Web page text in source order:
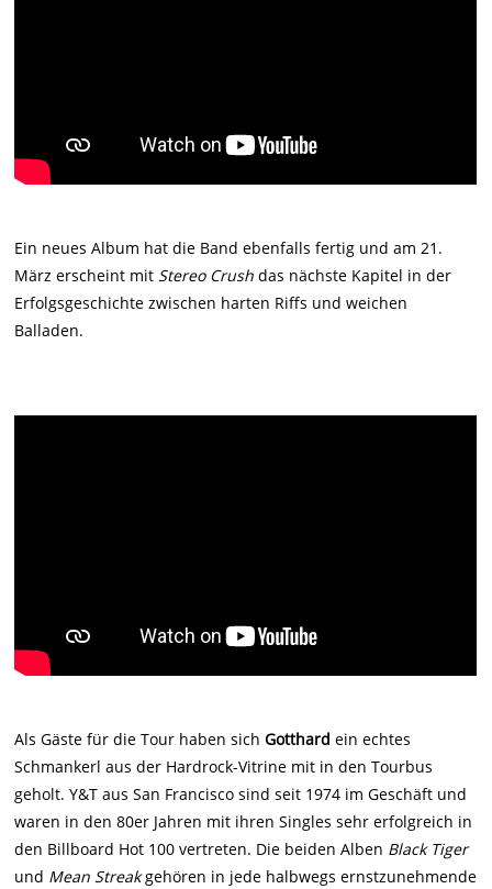
Ein neues Album hat die Band ebenfalls fertig und am 21.
März erscheint mit Stereo Crush das nächste Kapitel in der
Erfolgsgeschichte zwischen harten Riffs und weichen
Balladen.
Als Gäste für die Tour haben sichGotthard ein echtes
Schmankerl aus der Hardrock-Vitrine mit in den Tourbus
geholt. Y&T aus San Francisco sind seit 1974 im Geschäft und
waren in den 80er Jahren mit ihren Singles sehr erfolgreich in
den Billboard Hot 100 vertreten. Die beiden Alben Black Tiger
und Mean Streakgehören in jede halbwegs ernstzunehmende